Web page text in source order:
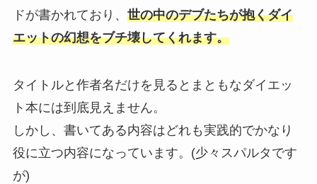
ドが書かれており、 世の中のデブたちが抱くダイ
エットの幻想をブチ壊してくれます。
タイトルと作者名だけを見るとまともなダイエッ
ト本には到底見えません。
しかし、書いてある内容はどれも実践的でかなり
役に立つ内容になっています。(少々スパルタです
が)